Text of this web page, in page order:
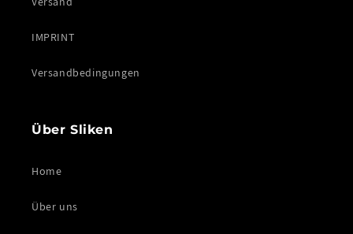
IMPRINT
Versandbedingungen
Über Sliken
Home
Über uns